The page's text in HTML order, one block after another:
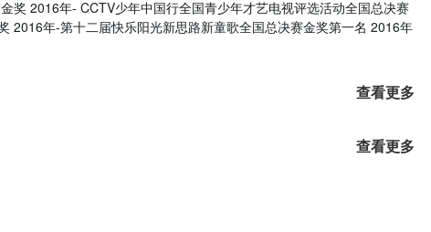
奖 2016年- CCTV少年中国行全国青少年才艺电视评选活动全国总决赛
2016年-第十二届快乐阳光新思路新童歌全国总决赛金奖第一名 2016年
查看更多
查看更多